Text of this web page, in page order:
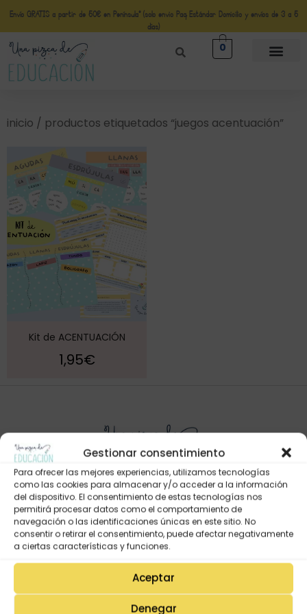
Gestionar consentimiento
Para ofrecer las mejores experiencias, utilizamos tecnologías
como las cookies para almacenar y/o acceder a la información
del dispositivo. El consentimiento de estas tecnologías nos
permitirá procesar datos como el comportamiento de
navegación o las identificaciones únicas en este sitio. No
consentir o retirar el consentimiento, puede afectar negativamente
a ciertas características y funciones.
Aceptar
Denegar
Envío GRATIS a partir de 50€ en Península* (solo envio Paq Estándar Domicilio y envíos de 3 a 5
días)
0
inicio / productos etiquetados “juegos acentuación”
Kit de ACENTUACIÓN
1,95€
Mi Cuenta
Lista de deseos
Mi Perfil
Descargas
Estado de mi pedido